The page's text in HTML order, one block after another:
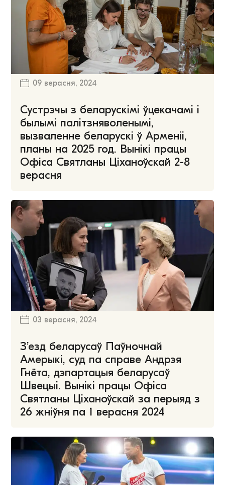
09 верасня, 2024
Сустрэчы з беларускімі ўцекачамі і
былымі палітзняволенымі,
вызваленне беларускі ў Арменіі,
планы на 2025 год. Вынікі працы
Офіса Святланы Ціханоўскай 2-8
верасня
03 верасня, 2024
З’езд беларусаў Паўночнай
Амерыкі, суд па справе Андрэя
Гнёта, дэпартацыя беларусаў
Швецыі. Вынікі працы Офіса
Святланы Ціханоўскай за перыяд з
26 жніўня па 1 верасня 2024